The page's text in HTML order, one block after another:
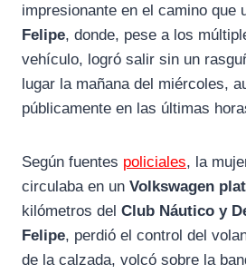
e
b
e
g
t
s
impresionante en el camino que
Felipe, donde, pese a los
vehículo, logró salir sin un
lugar la mañana del miércoles,
públicamente en las últimas
Según fuentes policiales, la
circulaba en un Volkswagen
kilómetros del Club Náutico y
Felipe, perdió el control del
de la calzada, volcó sobre la